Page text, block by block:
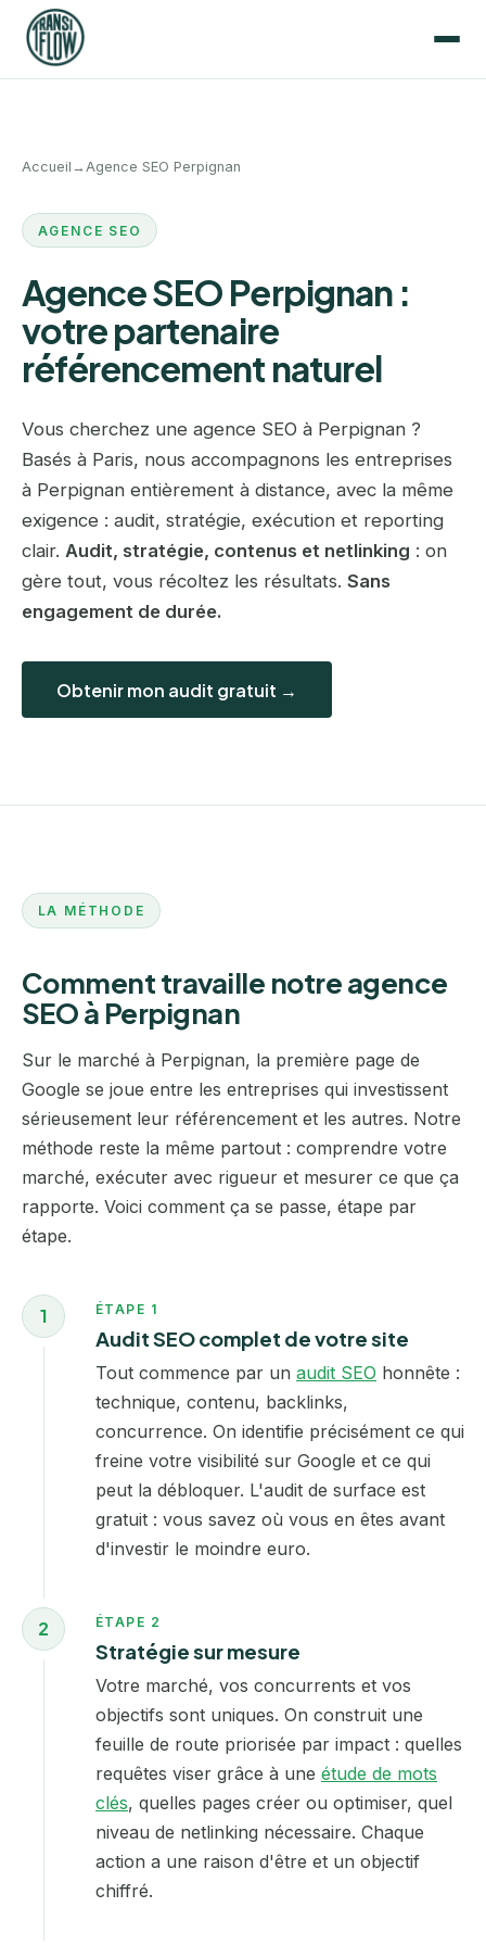
Accueil →Agence SEO Perpignan
AGENCE SEO
Agence SEO Perpignan :
votre partenaire
référencement naturel
Vous cherchez une agence SEO à Perpignan ?
Basés à Paris, nous accompagnons les entreprises
à Perpignan entièrement à distance, avec la même
exigence : audit, stratégie, exécution et reporting
clair. Audit, stratégie, contenus et netlinking : on
gère tout, vous récoltez les résultats. Sans
engagement de durée.
Obtenir mon audit gratuit →
LA MÉTHODE
Comment travaille notre agence
SEO à Perpignan
Sur le marché à Perpignan, la première page de
Google se joue entre les entreprises qui investissent
sérieusement leur référencement et les autres. Notre
méthode reste la même partout : comprendre votre
marché, exécuter avec rigueur et mesurer ce que ça
rapporte. Voici comment ça se passe, étape par
étape.
1 ÉTAPE 1
Audit SEO complet de votre site
Tout commence par un audit SEO honnête :
technique, contenu, backlinks,
concurrence. On identifie précisément ce qui
freine votre visibilité sur Google et ce qui
peut la débloquer. L'audit de surface est
gratuit : vous savez où vous en êtes avant
d'investir le moindre euro.
2 ÉTAPE 2
Stratégie sur mesure
Votre marché, vos concurrents et vos
objectifs sont uniques. On construit une
feuille de route priorisée par impact : quelles
requêtes viser grâce à une étude de mots
clés, quelles pages créer ou optimiser, quel
niveau de netlinking nécessaire. Chaque
action a une raison d'être et un objectif
chiffré.